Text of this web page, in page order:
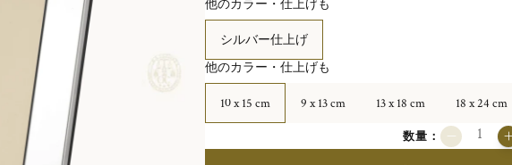
他のカラー・仕上げも
シルバー仕上げ
他のカラー・仕上げも
10 x 15 cm 9 x 13 cm 13 x 18 cm 18 x 24 cm
数量：